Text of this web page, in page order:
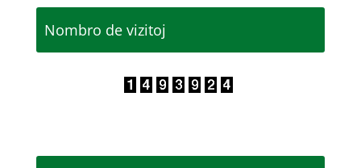
Nombro de vizitoj